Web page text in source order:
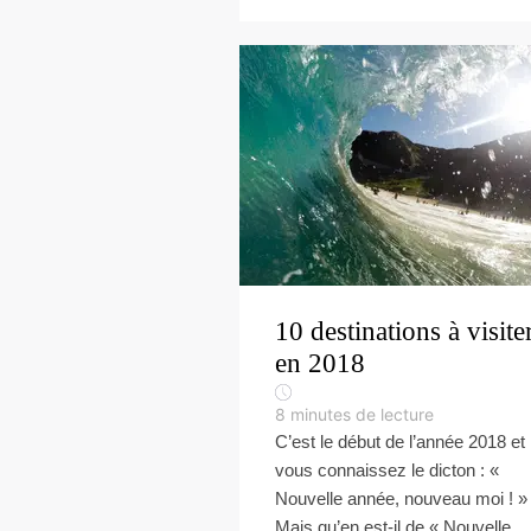
10 destinations à
en 2018
8 minutes de lecture
C’est le début de l’année 2018 et
vous connaissez le dicton : «
Nouvelle année, nouveau moi ! »
Mais qu’en est-il de « Nouvelle